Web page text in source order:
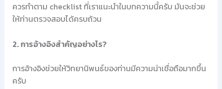
ควรทำตาม checklist ที่เราแนะนำในบทความนี้ครับ มันจะช่วย
ให้ท่านตรวจสอบได้ครบถ้วน
2. การอ้างอิงสำคัญอย่างไร?
การอ้างอิงช่วยให้วิทยานิพนธ์ของท่านมีความน่าเชื่อถือมากขึ้น
ครับ